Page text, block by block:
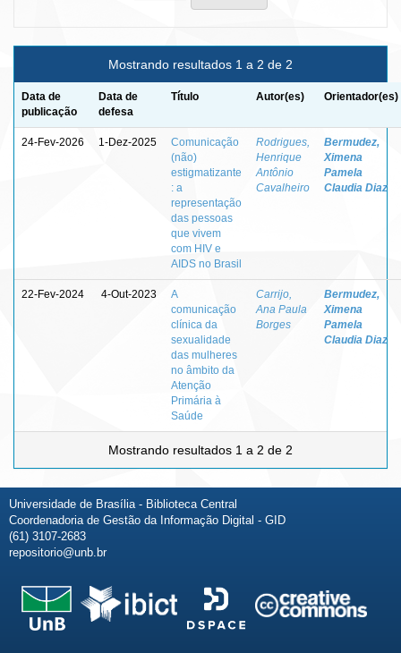
Mostrando resultados 1 a 2 de 2
Data de
publicação
Data de
defesa
Título Autor(es) Orientador(es)
24-Fev-2026 1-Dez-2025
Comunicação
(não)
estigmatizante
: a
representação
das pessoas
que vivem
com HIV e
AIDS no Brasil
Rodrigues,
Henrique
Antônio
Cavalheiro
Bermudez,
Ximena
Pamela
Claudia Diaz
22-Fev-2024 4-Out-2023
A
comunicação
clínica da
sexualidade
das mulheres
no âmbito da
Atenção
Primária à
Saúde
Carrijo,
Ana Paula
Borges
Bermudez,
Ximena
Pamela
Claudia Diaz
Mostrando resultados 1 a 2 de 2
Universidade de Brasília - Biblioteca Central
Coordenadoria de Gestão da Informação Digital - GID
(61) 3107-2683
repositorio@unb.br